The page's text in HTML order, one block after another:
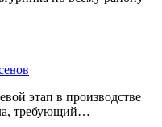
этап в производстве
требующий…